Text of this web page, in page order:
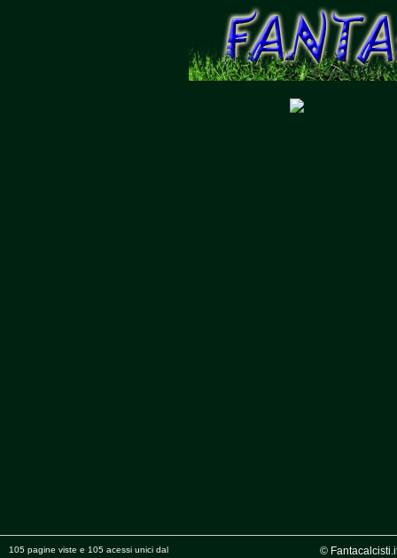
105 pagine viste e 105 acessi unici dal ©